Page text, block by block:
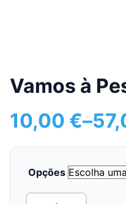
Vamos à
10,00 €–
Price
range:
10,00 €
through
57,00 €
Opções
Quantidade